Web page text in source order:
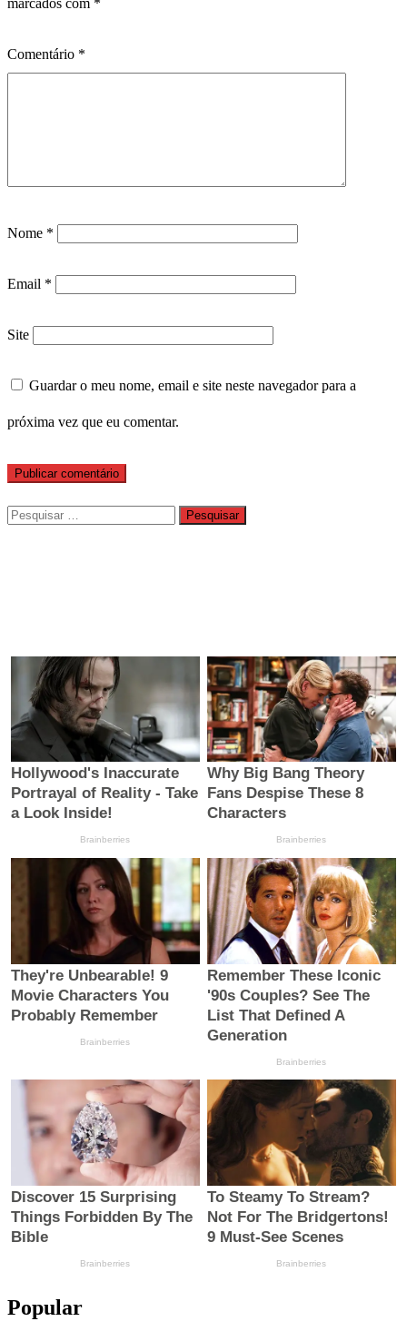
marcados com *
Comentário *
Nome *
Email *
Site
Guardar o meu nome, email e site neste navegador para a
próxima vez que eu comentar.
Pesquisar
por:
Popular